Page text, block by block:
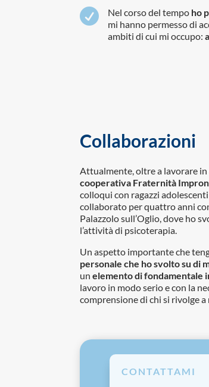
 Nel corso del tempo ho
mi hanno permesso di
ambiti di cui mi occupo:
Collaborazioni
Attualmente, oltre a lavorare
cooperativa Fraternità
colloqui con ragazzi
collaborato per quattro anni
Palazzolo sull’Oglio, dove ho
l’attività di psicoterapia.
Un aspetto importante che
personale che ho svolto su di
unelemento di fondamentale
lavoro in modo serio e con la
comprensione di chi si rivolge a
CONTATTAMI